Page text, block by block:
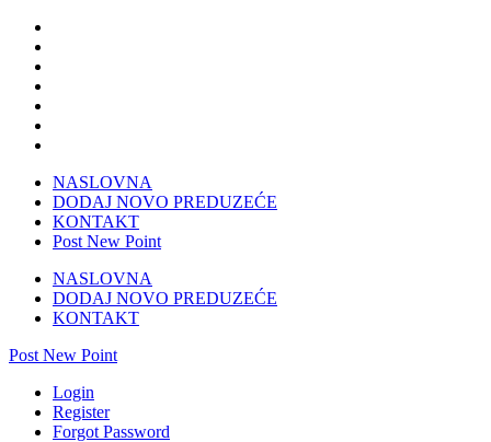
NASLOVNA
DODAJ NOVO PREDUZEĆE
KONTAKT
Post New Point
NASLOVNA
DODAJ NOVO PREDUZEĆE
KONTAKT
Post New Point
Login
Register
Forgot Password